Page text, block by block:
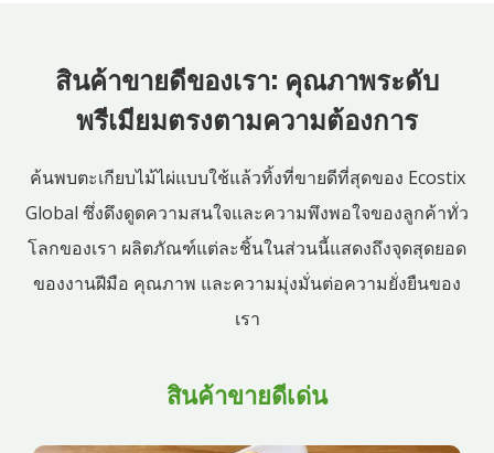
สินค้าขายดีของเรา: คุณภาพระดับ
พรีเมียมตรงตามความต้องการ
ค้นพบตะเกียบไม้ไผ่แบบใช้แล้วทิ้งที่ขายดีที่สุดของ Ecostix
Global ซึ่งดึงดูดความสนใจและความพึงพอใจของลูกค้าทั่ว
โลกของเรา ผลิตภัณฑ์แต่ละชิ้นในส่วนนี้แสดงถึงจุดสุดยอด
ของงานฝีมือ คุณภาพ และความมุ่งมั่นต่อความยั่งยืนของ
เรา
สินค้าขายดีเด่น